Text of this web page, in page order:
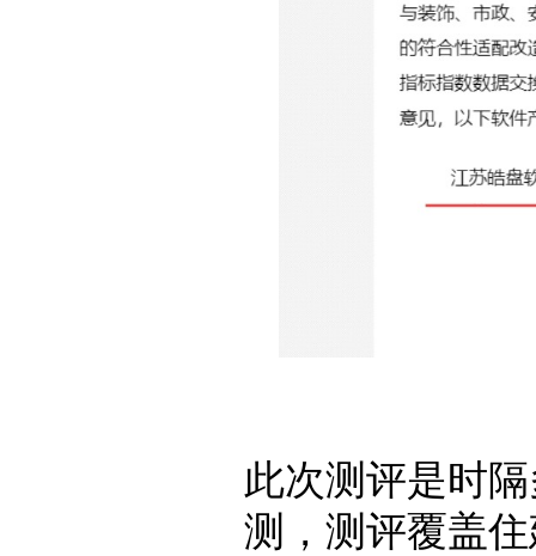
此次测评是时
测，测评覆盖